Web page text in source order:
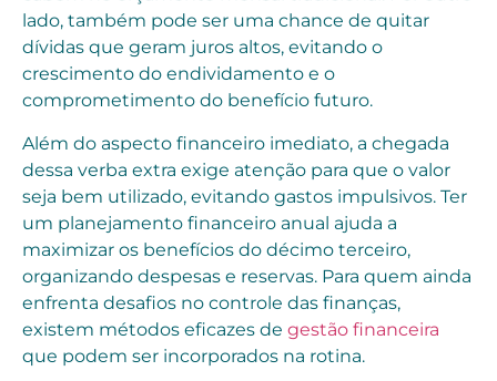
lado, também pode ser uma chance de quitar
dívidas que geram juros altos, evitando o
crescimento do endividamento e o
comprometimento do benefício futuro.
Além do aspecto financeiro imediato, a chegada
dessa verba extra exige atenção para que o valor
seja bem utilizado, evitando gastos impulsivos. Ter
um planejamento financeiro anual ajuda a
maximizar os benefícios do décimo terceiro,
organizando despesas e reservas. Para quem ainda
enfrenta desafios no controle das finanças,
existem métodos eficazes de gestão financeira
que podem ser incorporados na rotina.